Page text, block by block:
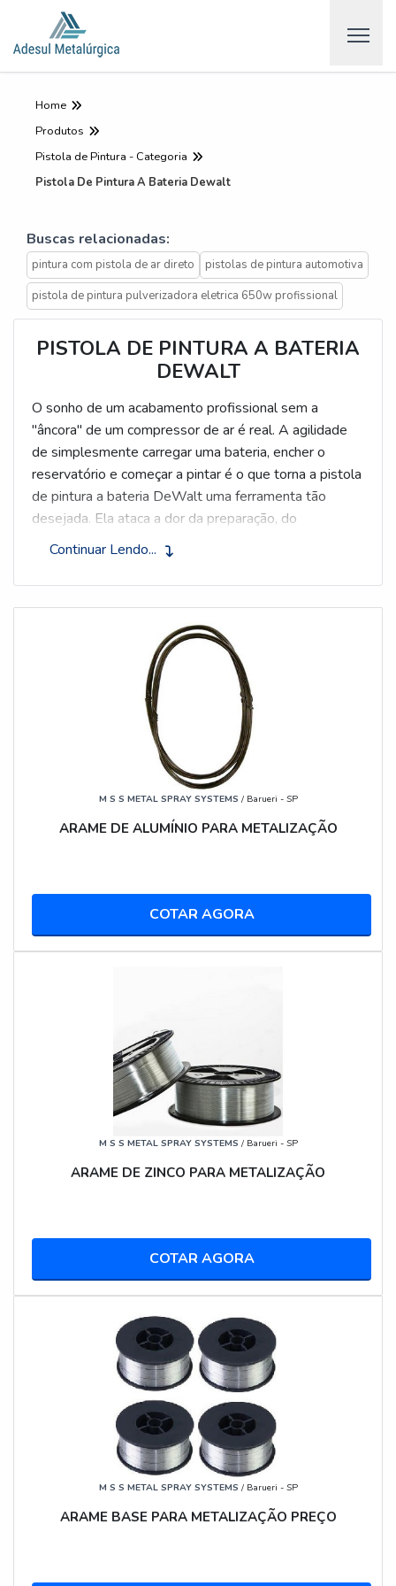
Home
Produtos
Pistola de Pintura - Categoria
Pistola De Pintura A Bateria Dewalt
Buscas relacionadas:
pintura com pistola de ar direto
pistolas de pintura automotiva
pistola de pintura pulverizadora eletrica 650w profissional
PISTOLA DE PINTURA A BATERIA
DEWALT
O sonho de um acabamento profissional sem a
"âncora" de um compressor de ar é real. A agilidade
de simplesmente carregar uma bateria, encher o
reservatório e começar a pintar é o que torna a pistola
de pintura a bateria DeWaltuma ferramenta tão
desejada. Ela ataca a dor da preparação, do
emaranhado de mangueiras e da dependência de
tomadas de forma brilhante.
performance? Nós da Adesul Metalúrgica,
especialistas em acabamentos industriais e
automotivos de alta exigência há mais de anos, não
vendemos esta ferramenta. Mas nós a analisamos
profundamente para responder à pergunta que todo
pintor profissional se faz: quando ela é a solução
perfeita e quando ela pode, na verdade, limitar a
qualidade do seu trabalho?
FERRAMENTA FOI FEITA?
as frentes; ela veio para dominar um nicho específico
O CENÁRIO IDEAL: RETOQUES, MARCENARIA E
portas de armário em uma marcenaria, sem querer
ligar um compressor barulhento a todo momento. Ou
envernizar uma cerca no fundo de uma propriedade.
Nestes cenários, a portabilidade da DeWalt não é
apenas uma conveniência, é uma vantagem
competitiva massiva.
O PROFISSIONAL INTELIGENTE: AGILIDADE QUE
capacidade de chegar em um cliente para um pequeno
reparo — e estar pronto para trabalhar em menos de
5 minutos é um diferencial enorme. Ela permite aceitar
trabalhos menores e mais rápidos, que com um
equipamento pneumático completo talvez não fossem
lucrativos devido ao tempo de preparação.
ANÁLISE TÉCNICA: O QUE O MOTOR E A
TECNOLOGIA DA DEWALT ENTREGAM
Entender como ela funciona é a chave para entender
seus limites.
SISTEMA AIRLESS PORTÁTIL: ENTENDENDO A
para "quebrar" e carregar a tinta, a DeWalt utiliza um
Continuar Lendo...
M S S METAL SPRAY SYSTEMS / Barueri - SP
ARAME DE ALUMÍNIO PARA METALIZAÇÃO
COTAR AGORA
M S S METAL SPRAY SYSTEMS / Barueri - SP
ARAME DE ZINCO PARA METALIZAÇÃO
COTAR AGORA
M S S METAL SPRAY SYSTEMS / Barueri - SP
ARAME BASE PARA METALIZAÇÃO PREÇO